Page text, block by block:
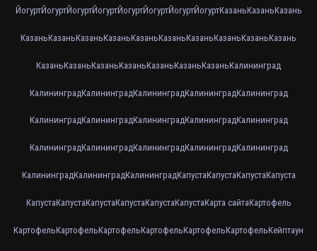
ЙогуртЙогуртЙогуртЙогуртЙогуртЙогуртЙогуртЙогуртКазаньКазаньКазань
КазаньКазаньКазаньКазаньКазаньКазаньКазаньКазаньКазаньКазань
КазаньКазаньКазаньКазаньКазаньКазаньКазаньКалининград
КалининградКалининградКалининградКалининградКалининград
КалининградКалининградКалининградКалининградКалининград
КалининградКалининградКалининградКалининградКалининград
КалининградКалининградКалининградКапустаКапустаКапустаКапуста
КапустаКапустаКапустаКапустаКапустаКапустаКарта сайтаКартофель
КартофельКартофельКартофельКартофельКартофельКартофельКейптаун